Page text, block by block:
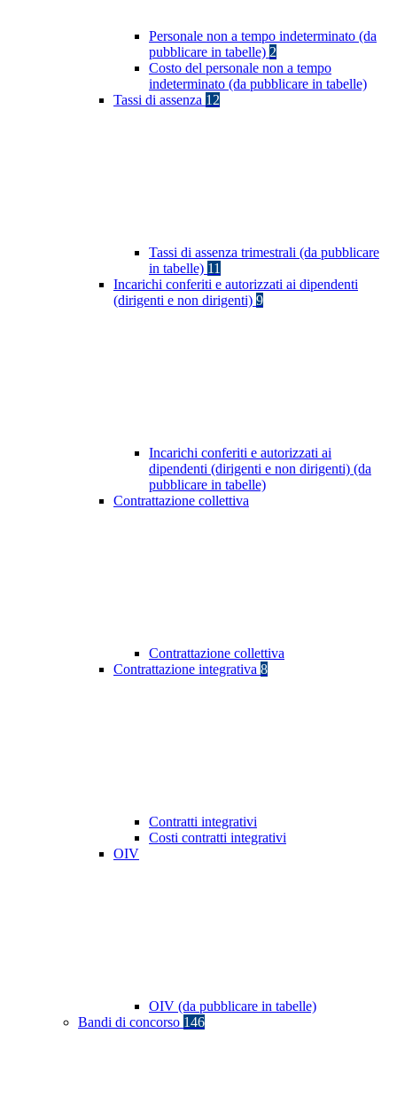
Personale non a tempo indeterminato (da
pubblicare in tabelle) 2
Costo del personale non a tempo
indeterminato (da pubblicare in tabelle)
Tassi di assenza 12
Tassi di assenza trimestrali (da pubblicare
in tabelle) 11
Incarichi conferiti e autorizzati ai dipendenti
(dirigenti e non dirigenti) 9
Incarichi conferiti e autorizzati ai
dipendenti (dirigenti e non dirigenti) (da
pubblicare in tabelle)
Contrattazione collettiva
Contrattazione collettiva
Contrattazione integrativa 8
Contratti integrativi
Costi contratti integrativi
OIV
OIV (da pubblicare in tabelle)
Bandi di concorso 146